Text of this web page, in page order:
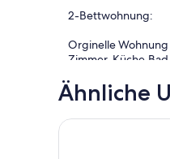
2-Bettwohnung:
Orginelle
Zimmer,
Kosten vor Ort:
Ähnliche
Ferienwohnungen